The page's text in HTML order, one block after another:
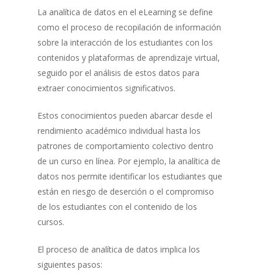
La analítica de datos en el eLearning se define
como el proceso de recopilación de información
sobre la interacción de los estudiantes con los
contenidos y plataformas de aprendizaje virtual,
seguido por el análisis de estos datos para
extraer conocimientos significativos.
Estos conocimientos pueden abarcar desde el
rendimiento académico individual hasta los
patrones de comportamiento colectivo dentro
de un curso en línea. Por ejemplo, la analítica de
datos nos permite identificar los estudiantes que
están en riesgo de deserción o el compromiso
de los estudiantes con el contenido de los
cursos.
El proceso de analítica de datos implica los
siguientes pasos: